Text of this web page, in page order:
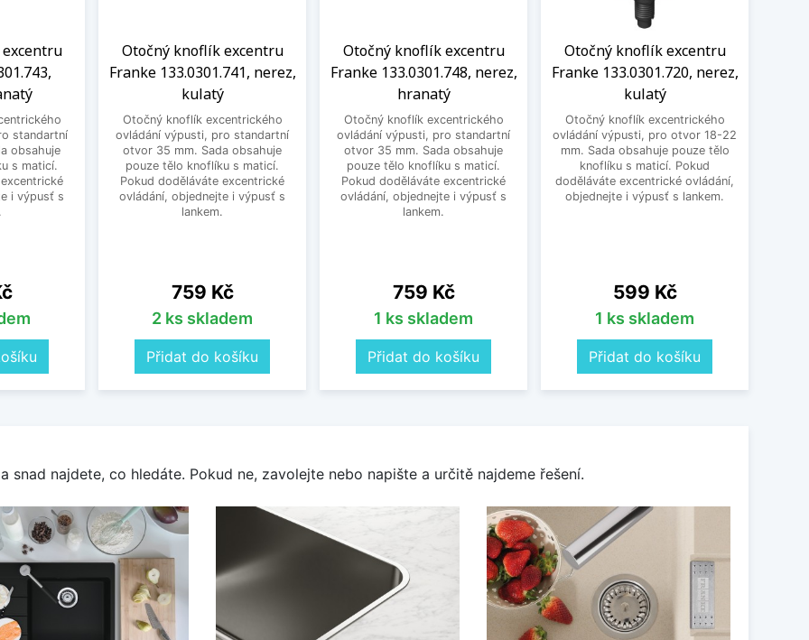
standartní
obsahuje
s maticí.
i výpusť s
Otočný knoflík excentru
Franke 133.0301.741, nerez,
kulatý
Otočný knoflík excentrického
ovládání výpusti, pro standartní
otvor 35 mm. Sada obsahuje
pouze tělo knoflíku s maticí.
Pokud doděláváte excentrické
ovládání, objednejte i výpusť s
lankem.
Cena
759 Kč
2 ks skladem
Přidat do košíku
Otočný knoflík excentru
Franke 133.0301.748, nerez,
hranatý
Otočný knoflík excentrického
ovládání výpusti, pro standartní
otvor 35 mm. Sada obsahuje
pouze tělo knoflíku s maticí.
Pokud doděláváte excentrické
ovládání, objednejte i výpusť s
lankem.
Cena
759 Kč
1 ks skladem
Přidat do košíku
Otočný knoflík excentru
Franke 133.0301.720, nerez,
kulatý
Otočný knoflík excentrického
ovládání výpusti, pro otvor 18-22
mm. Sada obsahuje pouze tělo
knoflíku s maticí. Pokud
doděláváte excentrické ovládání,
objednejte i výpusť s lankem.
Cena
599 Kč
1 ks skladem
Přidat do košíku
snad najdete, co hledáte. Pokud ne, zavolejte nebo napište a určitě najdeme řešení.